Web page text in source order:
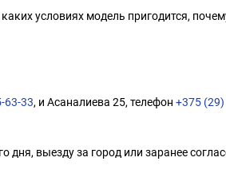
условиях модель пригодится,
63-33, и Асаналиева 25, телефон +375
выезду за город или заранее